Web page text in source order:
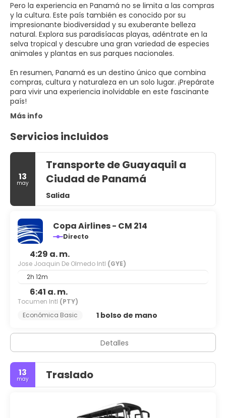
Pero la experiencia en Panamá no se limita a las compras
y la cultura. Este país también es conocido por su
impresionante biodiversidad y su exuberante belleza
natural. Explora sus paradisíacas playas, adéntrate en la
selva tropical y descubre una gran variedad de especies
animales y plantas en sus parques nacionales.
En resumen, Panamá es un destino único que combina
compras, cultura y naturaleza en un solo lugar. ¡Prepárate
para vivir una experiencia inolvidable en este fascinante
país!
Más info
Servicios incluidos
13
may
Transporte de Guayaquil a
Ciudad de Panamá
Salida
Copa Airlines - CM 214
Directo
4:29 a. m.
Jose Joaquin De Olmedo Intl (GYE)
2h 12m
6:41 a. m.
Tocumen Intl (PTY)
Económica Basic
1 bolso de mano
Detalles
13
may Traslado